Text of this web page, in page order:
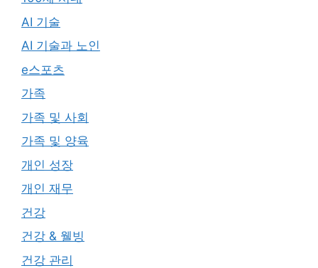
AI 기술
AI 기술과 노인
e스포츠
가족
가족 및 사회
가족 및 양육
개인 성장
개인 재무
건강
건강 & 웰빙
건강 관리